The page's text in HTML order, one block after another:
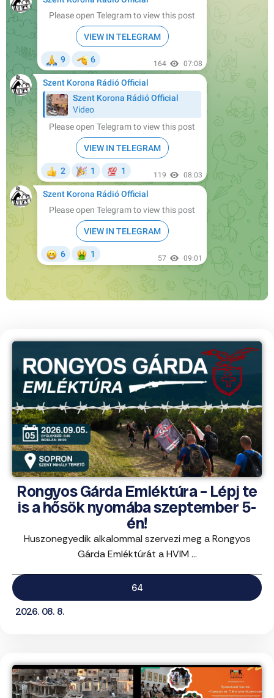
Rongyos Gárda Emléktúra – Lépj te
is a hősök nyomába szeptember 5-
én!
Huszonegyedik alkalommal szervezi meg a Rongyos
Gárda Emléktúrát a HVIM ...
64
2026. 08. 8.